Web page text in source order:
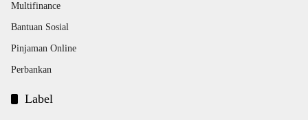
Multifinance
Bantuan Sosial
Pinjaman Online
Perbankan
Label